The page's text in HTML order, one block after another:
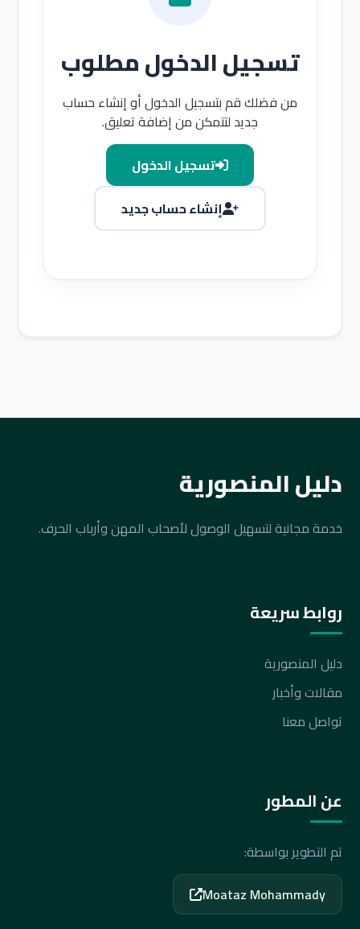
تسجيل الدخول مطلوب
من فضلك قم بتسجيل الدخول أو إنشاء حساب
جديد لتتمكن من إضافة تعليق.
تسجيل الدخول
إنشاء حساب جديد
دليل المنصورية
خدمة مجانية لتسهيل الوصول لأصحاب المهن وأرباب الحرف.
روابط سريعة
دليل المنصورية
مقالات وأخبار
تواصل معنا
عن المطور
تم التطوير بواسطة:
Moataz Mohammady